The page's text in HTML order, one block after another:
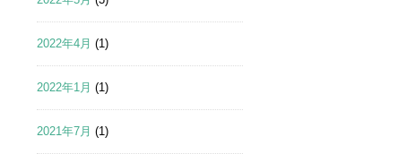
2022年4月 (1)
2022年1月 (1)
2021年7月 (1)